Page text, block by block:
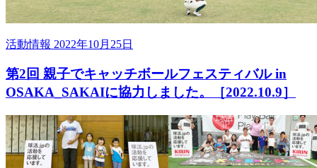
活動情報 2022年10月25日
第2回 親子でキャッチボールフェスティバル in
OSAKA_SAKAIに協力しました。［2022.10.9］